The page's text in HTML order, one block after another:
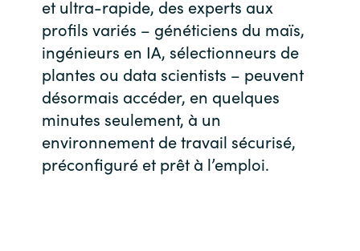
India
Indonesia
Kingdom of Saudi Arabia
Kuwait
et ultra-rapide, des experts aux
profils variés – généticiens du maïs,
ingénieurs en IA, sélectionneurs de
plantes ou data scientists – peuvent
désormais accéder, en quelques
minutes seulement, à un
environnement de travail sécurisé,
préconfiguré et prêt à l’emploi.